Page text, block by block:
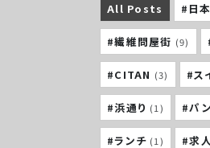
All Posts #日
#繊維問屋街 (9)
#CITAN (3) #ス
#浜通り (1) #パン
#ランチ (1) #求